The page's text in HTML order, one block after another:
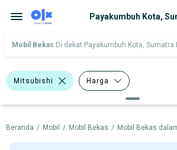
Payakumbuh Kota,
Mobil Bekas Di dekat Payakumbuh Kota, Sumatra
Mitsubishi Harga
Merek Dan Model Tahun
Tipe Bodi Tipe Membership
Beranda / Mobil / Mobil Bekas / Mobil Bekas